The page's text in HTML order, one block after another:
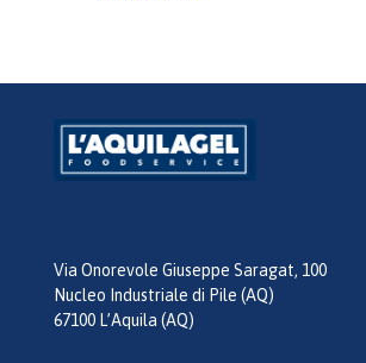
Via Onorevole Giuseppe Saragat, 100
Nucleo Industriale di Pile (AQ)
67100 L’Aquila (AQ)